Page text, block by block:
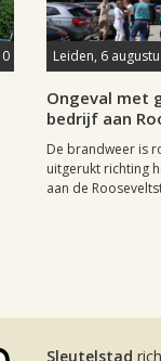
0 Leiden, 6
Ongeval met
bedrijf aan
De brandweer is
uitgerukt richting
aan de
Sleutelstad